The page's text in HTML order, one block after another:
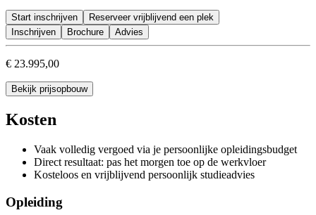
Je hebt je professionele vaardigheden verder ontwikkeld
Je bent een echte professional binnen het vakgebied
Je kent de meest recente inzichten uit de psychologie,
Start inschrijven
Reserveer vrijblijvend een plek
Inschrijven
Brochure Advies
€ 23.995,00
Bekijk prijsopbouw
Kosten
Vaak volledig vergoed via je persoonlijke opleidingsbudget
Direct resultaat: pas het morgen toe op de werkvloer
Kosteloos en vrijblijvend persoonlijk studieadvies
Opleiding